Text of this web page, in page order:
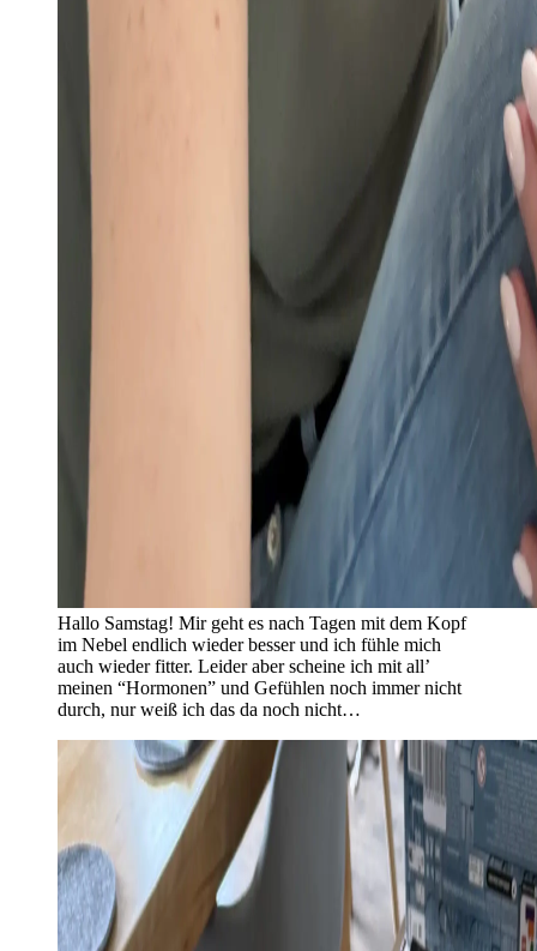
Hallo Samstag! Mir geht es nach Tagen mit dem Kopf
im Nebel endlich wieder besser und ich fühle mich
auch wieder fitter. Leider aber scheine ich mit all’
meinen “Hormonen” und Gefühlen noch immer nicht
durch, nur weiß ich das da noch nicht…